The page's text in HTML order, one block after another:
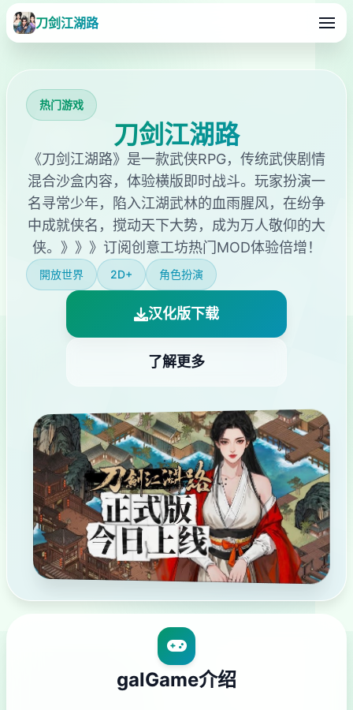
刀剑江湖路
热门游戏
刀剑江湖路
《刀剑江湖路》是一款武侠RPG，传统武侠剧情
混合沙盒内容，体验横版即时战斗。玩家扮演一
名寻常少年，陷入江湖武林的血雨腥风，在纷争
中成就侠名，搅动天下大势，成为万人敬仰的大
侠。》》》订阅创意工坊热门MOD体验倍增！
開放世界 2D+ 角色扮演
汉化版下载
了解更多
galGame介绍